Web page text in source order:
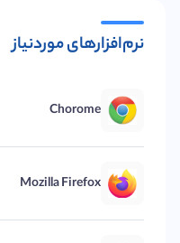
نرم‌افزارهای موردنیاز
Chorome
Mozilla Firefox